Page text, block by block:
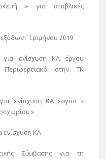
» για σταβλικές
Γ΄ τριμήνου 2019
ενίσχυση ΚΑ έργου
στην ΤΚ
ενίσχυση ΚΑ έργου «
»
ενίσχυση ΚΑ
Σύμβασης για τη